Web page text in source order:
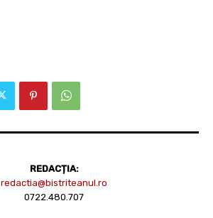
REDACȚIA:
redactia@bistriteanul.ro
0722.480.707